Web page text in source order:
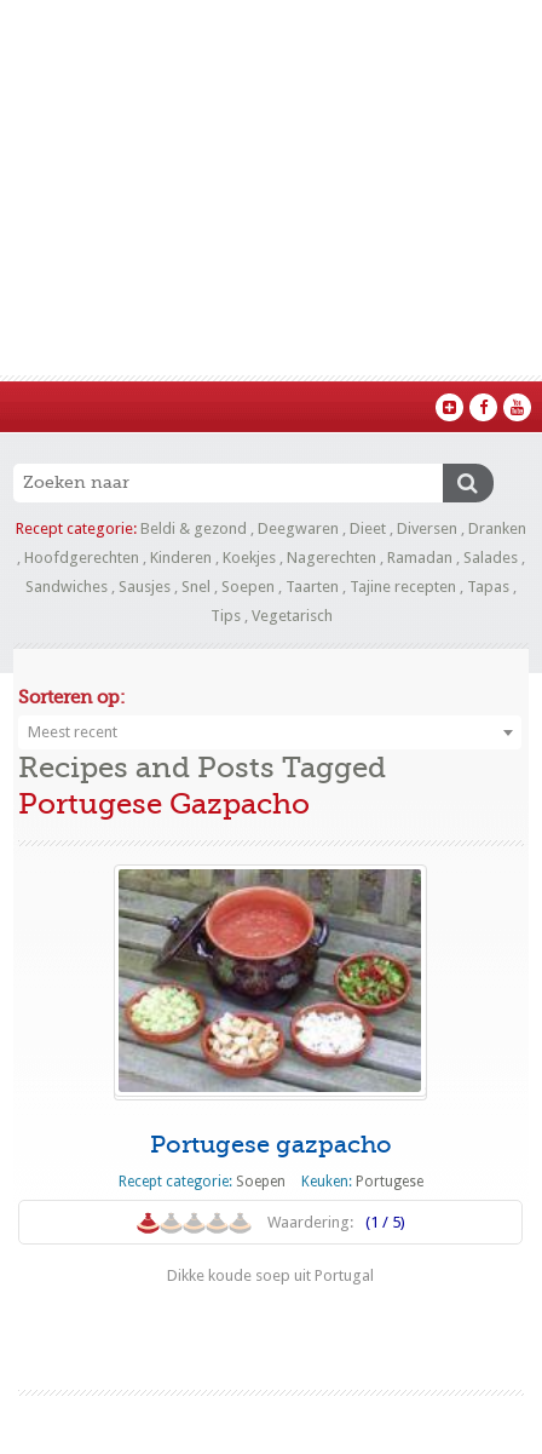
Recept categorie: Beldi & gezond , Deegwaren , Dieet , Diversen , Dranken
, Hoofdgerechten , Kinderen , Koekjes , Nagerechten , Ramadan , Salades ,
Sandwiches , Sausjes , Snel , Soepen , Taarten , Tajine recepten , Tapas ,
Tips, Vegetarisch
Sorteren op:
Meest recent
Recipes and Posts Tagged
Portugese Gazpacho
Portugese gazpacho
Recept categorie: Soepen Keuken: Portugese
Waardering: (1 / 5)
Dikke koude soep uit Portugal